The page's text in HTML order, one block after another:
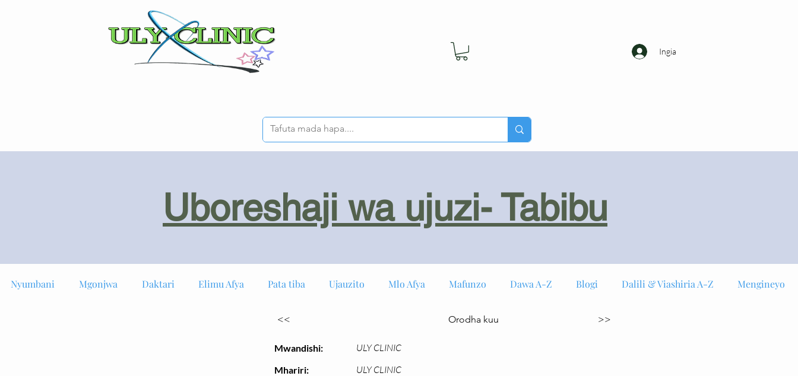
Ingia
Uboreshaji wa ujuzi- Tabibu
Nyumbani Mgonjwa Daktari Elimu Afya Pata tiba Ujauzito Mlo Afya Mafunzo Dawa A-Z Blogi Dalili & Viashiria A-Z Mengineyo
<<
Mwandishi:
Mhariri:
Orodha kuu >>
ULY CLINIC
ULY CLINIC